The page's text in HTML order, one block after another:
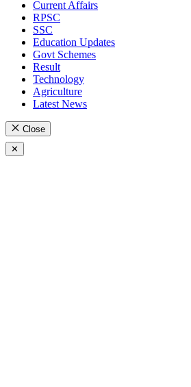
Current Affairs
RPSC
SSC
Education Updates
Govt Schemes
Result
Technology
Agriculture
Latest News
Close
✕